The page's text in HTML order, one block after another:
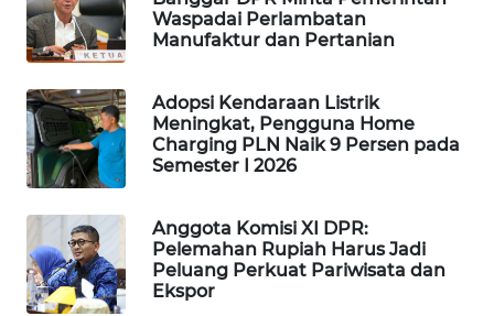
Waspadai Perlambatan
Manufaktur dan Pertanian
Adopsi Kendaraan Listrik
Meningkat, Pengguna Home
Charging PLN Naik 9 Persen pada
Semester I 2026
Anggota Komisi XI DPR:
Pelemahan Rupiah Harus Jadi
Peluang Perkuat Pariwisata dan
Ekspor
MASYARAKAT
WALINKI
ID
MAWAKA
ID
MARTABAT